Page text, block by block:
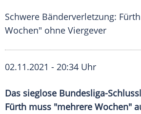
Schwere Bänderverletzung:
Wochen" ohne Viergever
02.11.2021 - 20:34 Uhr
Das sieglose Bundesliga-
Fürth muss "mehrere Wochen"